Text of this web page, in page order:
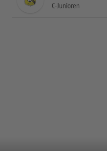
C-Junioren